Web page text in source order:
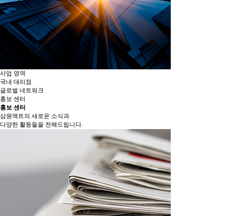
사업 영역
국내 대리점
글로벌 네트워크
홍보 센터
홍보 센터
삼원액트의 새로운 소식과
다양한 활동들을 전해드립니다.